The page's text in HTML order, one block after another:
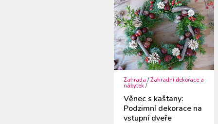
Zahrada /Zahradní dekorace a
nábytek /
Věnec s kaštany:
Podzimní dekorace na
vstupní dveře